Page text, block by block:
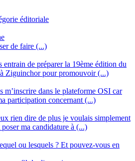
éditoriale
de faire (...)
entrain de préparer la 19ème édition du
Ziguinchor pour promouvoir (...)
m’inscrire dans le plateforme OSI car
participation concernant (...)
rien dire de plus je voulais simplement
ma candidature à (...)
ou lesquels ? Et pouvez-vous en